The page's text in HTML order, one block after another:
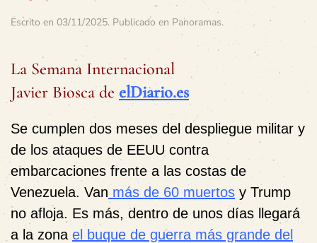
Escrito en 03/11/2025. Publicado en Panoramas.
La Semana Internacional
Javier Biosca de elDiario.es
Se cumplen dos meses del despliegue militar y
de los ataques de EEUU contra
embarcaciones frente a las costas de
Venezuela. Van más de 60 muertos y Trump
no afloja. Es más, dentro de unos días llegará
a la zona el buque de guerra más grande del